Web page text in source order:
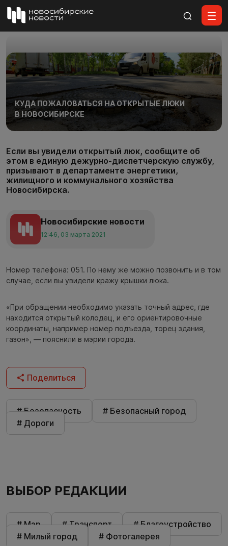
КУДА ПОЖАЛОВАТЬСЯ НА ОТКРЫТЫЕ ЛЮКИ
В НОВОСИБИРСКЕ
Если вы увидели открытый люк, сообщите об
этом в единую дежурно-диспетчерскую службу,
призывают в департаменте энергетики,
жилищного и коммунального хозяйства
Новосибирска.
Новосибирские новости
12:46, 03 марта 2021
Номер телефона: 051. По нему же можно позвонить и в том
случае, если вы увидели кражу крышки люка.
«При обращении необходимо указать точный адрес, где
находится открытый колодец, и его ориентировочные
координаты, например номер подъезда, торец здания,
газон», — пояснили в мэрии города.
Поделиться
# Безопасность
# Безопасный город
# Дороги
ВЫБОР РЕДАКЦИИ
# Мэр # Транспорт
# Благоустройство
# Милый город
# Фотогалерея